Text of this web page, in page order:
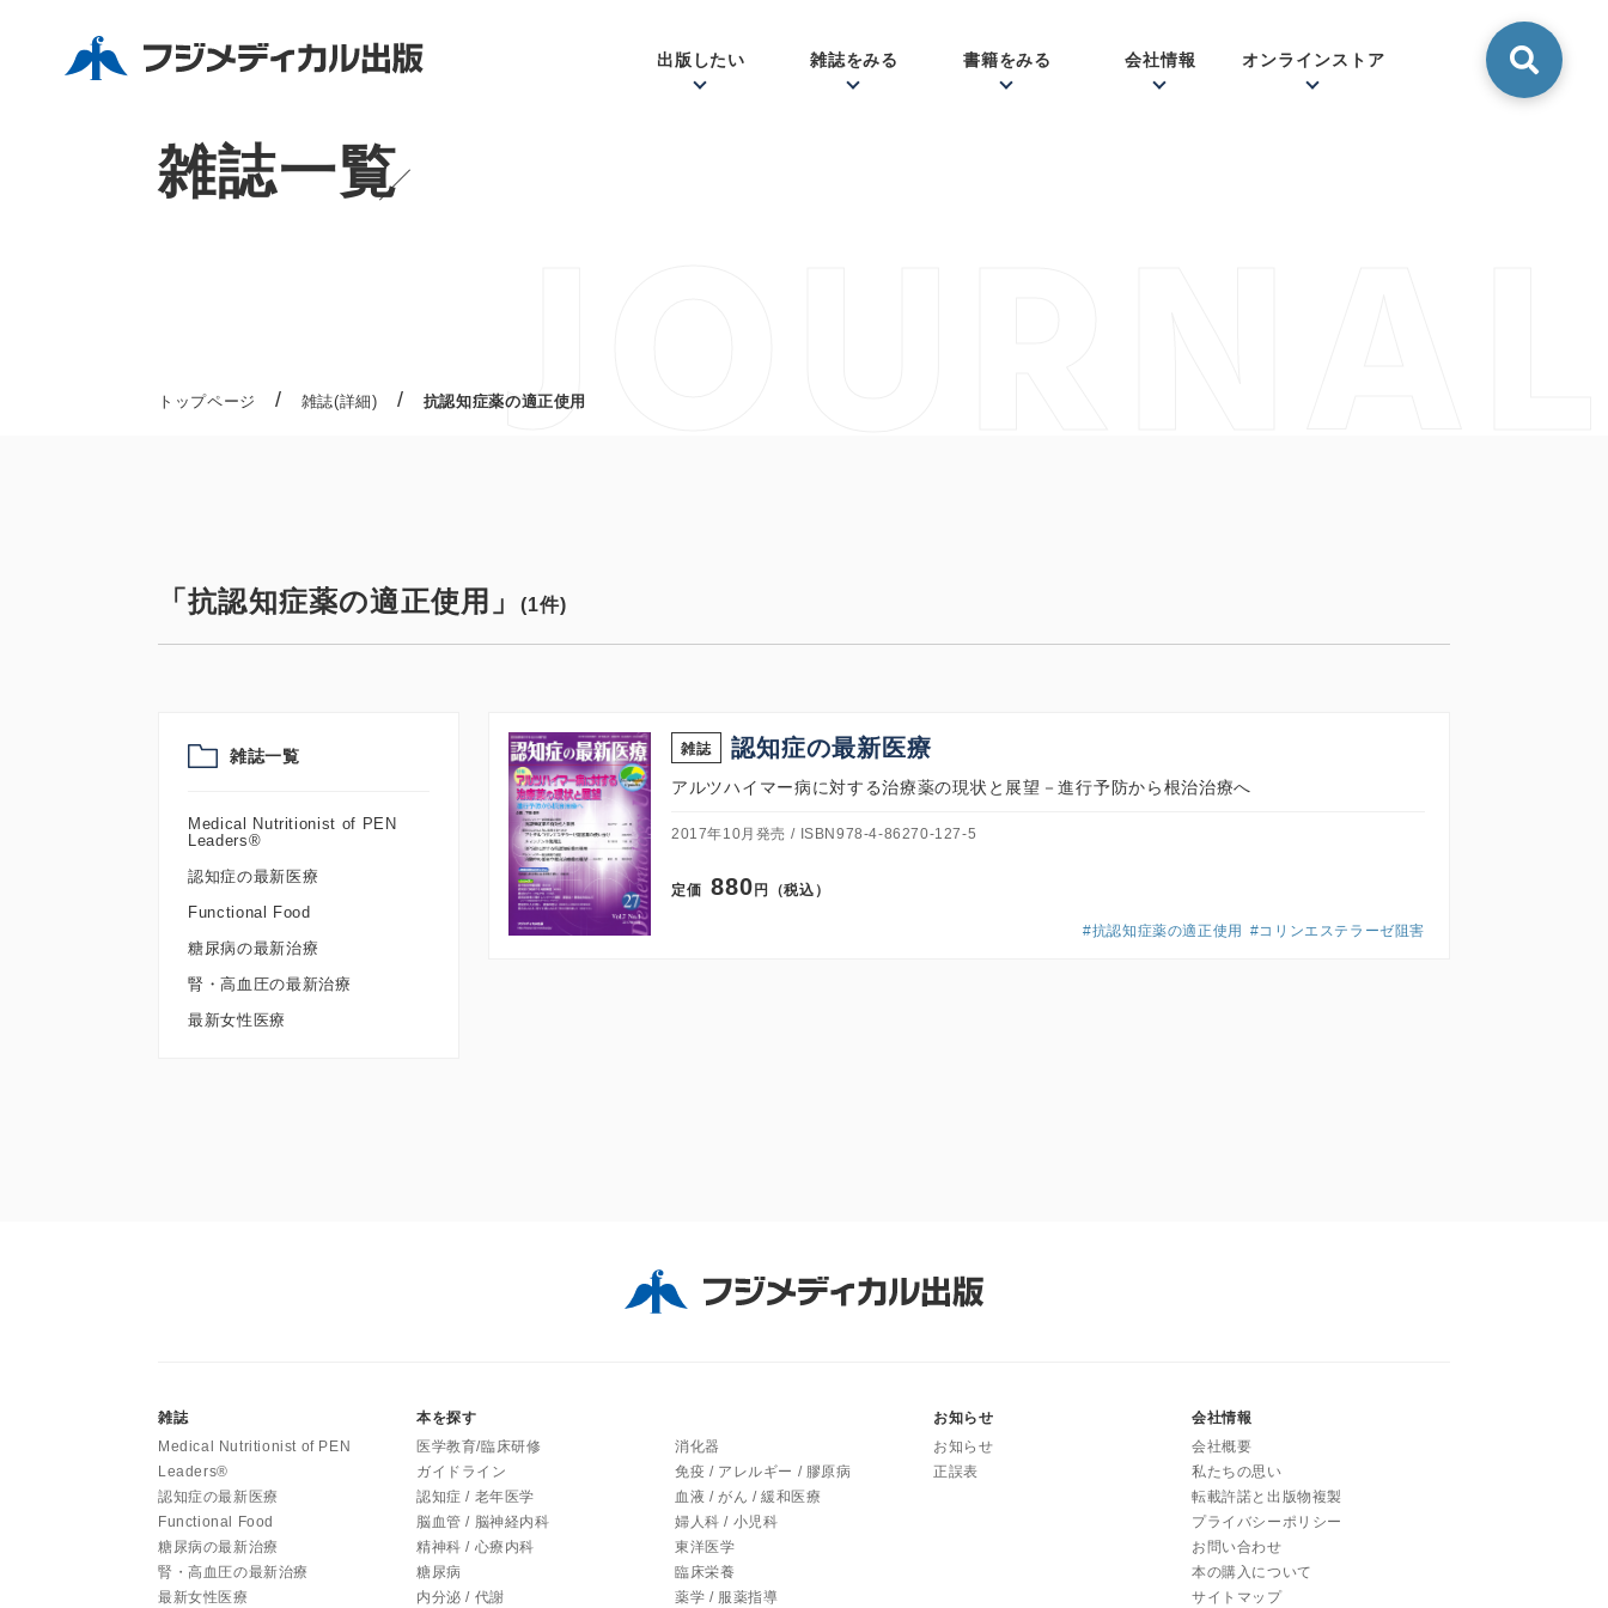
出版したい 雑誌をみる 書籍をみる 会社情報 オンラインストア
雑誌一覧
JOURNAL
トップページ / 雑誌(詳細) / 抗認知症薬の適正使用
「抗認知症薬の適正使用」(1件)
雑誌一覧
Medical Nutritionist of PEN
Leaders®
認知症の最新医療
Functional Food
糖尿病の最新治療
腎・高血圧の最新治療
最新女性医療
雑誌 認知症の最新医療
アルツハイマー病に対する治療薬の現状と展望－進行予防から根治治療へ
2017年10月発売 ISBN978-4-86270-127-5
定価 880 円（税込）
#抗認知症薬の適正使用 #コリンエステラーゼ阻害
雑誌
Medical Nutritionist of PEN
Leaders®
認知症の最新医療
Functional Food
糖尿病の最新治療
腎・高血圧の最新治療
最新女性医療
本を探す
医学教育/臨床研修
ガイドライン
認知症 / 老年医学
脳血管 / 脳神経内科
精神科 / 心療内科
糖尿病
内分泌 / 代謝
消化器
免疫 / アレルギー / 膠原病
血液 / がん / 緩和医療
婦人科 / 小児科
東洋医学
臨床栄養
薬学 / 服薬指導
お知らせ
お知らせ
正誤表
会社情報
会社概要
私たちの思い
転載許諾と出版物複製
プライバシーポリシー
お問い合わせ
本の購入について
サイトマップ